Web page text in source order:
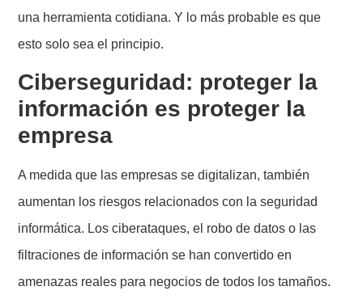
una herramienta cotidiana. Y lo más probable es que
esto solo sea el principio.
Ciberseguridad: proteger la
información es proteger la
empresa
A medida que las empresas se digitalizan, también
aumentan los riesgos relacionados con la seguridad
informática. Los ciberataques, el robo de datos o las
filtraciones de información se han convertido en
amenazas reales para negocios de todos los tamaños.